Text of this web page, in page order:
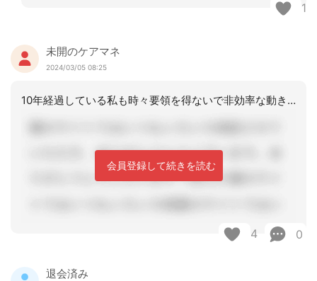
1
未開のケアマネ
2024/03/05 08:25
10年経過している私も時々要領を得ないで非効率な動きをすることがあります（笑）新
会員登録して続きを読む
4 0
退会済み